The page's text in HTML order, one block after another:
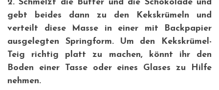
2. Schmelzt die Butter und die Schokolade und
gebt beides dann zu den Kekskrümeln und
verteilt diese Masse in einer mit Backpapier
ausgelegten Springform. Um den Kekskrümel-
Teig richtig platt zu machen, könnt ihr den
Boden einer Tasse oder eines Glases zu Hilfe
nehmen.